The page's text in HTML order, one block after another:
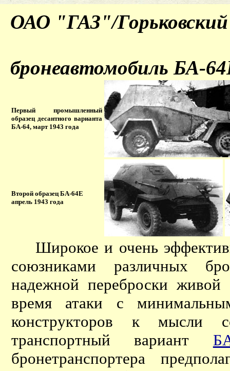
ОАО "ГАЗ"/
бронеавтомобиль БА-
Первый промышленный
образец десантного варианта
БА-64, март 1943 года
Второй образец БА-64Е
апрель 1943 года
Широкое и очень
союзниками различных
надежной переброски
время атаки с
конструкторов к мысли
транспортный вариант
бронетранспортера